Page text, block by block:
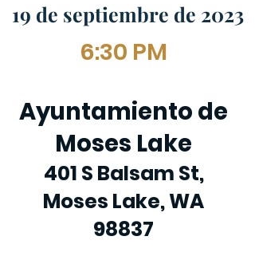
19 de septiembre de 2023
6:30 PM
Ayuntamiento de
Moses Lake
401 S Balsam St,
Moses Lake, WA
98837